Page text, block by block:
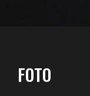
FOTO